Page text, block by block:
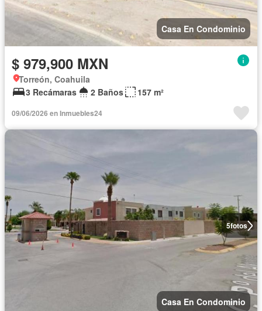
Casa En Condominio
$ 979,900 MXN
Torreón, Coahuila
3 Recámaras
2 Baños 157 m²
09/06/2026 en Inmuebles24
5fotos
Casa En Condominio